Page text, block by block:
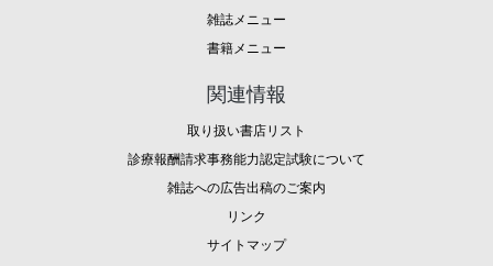
雑誌メニュー
書籍メニュー
関連情報
取り扱い書店リスト
診療報酬請求事務能力認定試験について
雑誌への広告出稿のご案内
リンク
サイトマップ